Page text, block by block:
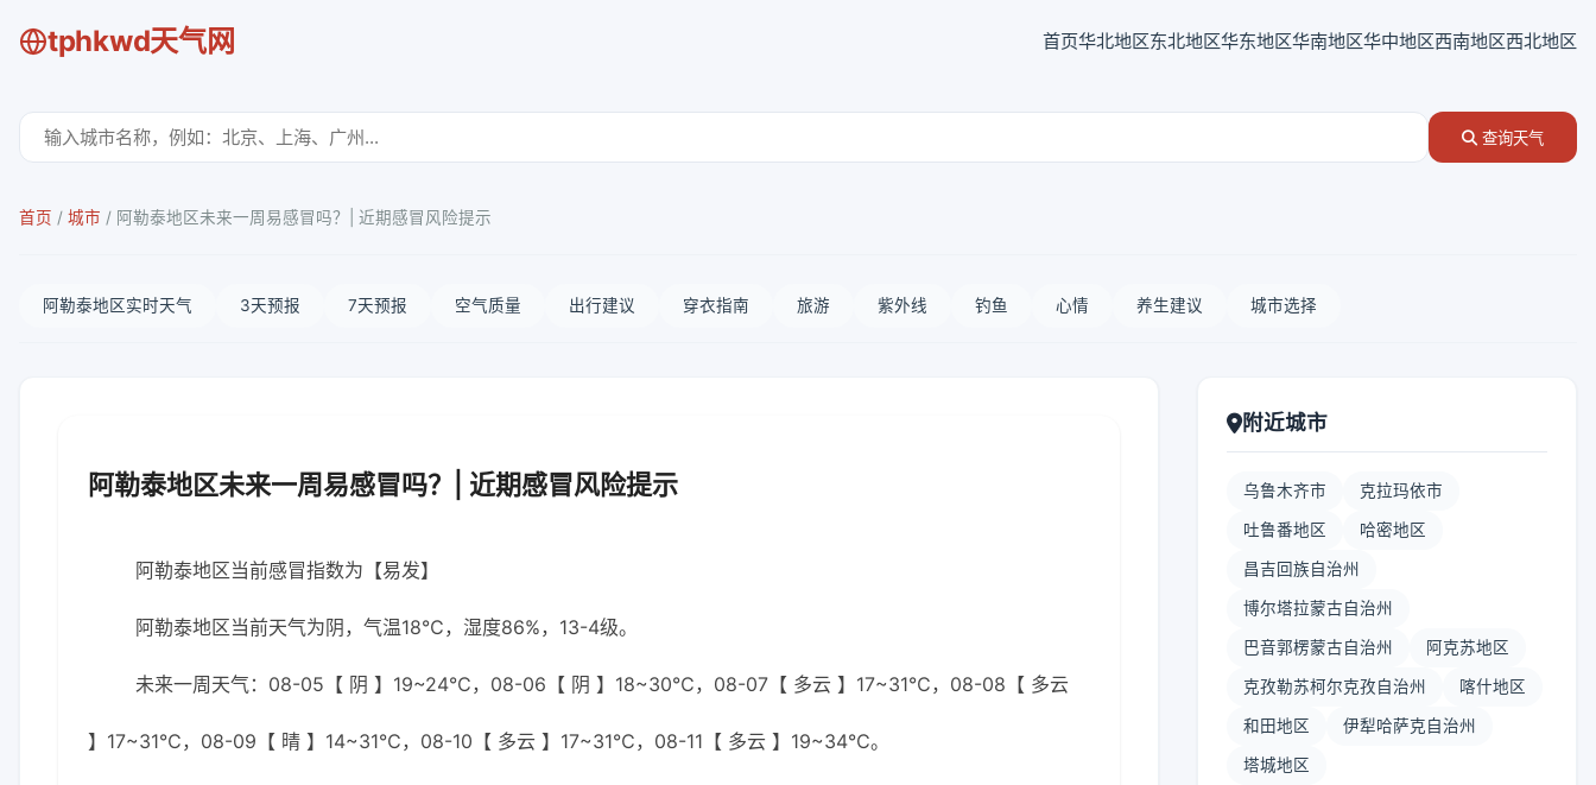
tphkwd天气网 首页华北地区东北地区华东地区华南地区华中地区西南地区西北地区
查询天气
首页 / 城市 / 阿勒泰地区未来一周易感冒吗？| 近期感冒风险提示
阿勒泰地区实时天气 3天预报 7天预报 空气质量 出行建议 穿衣指南 旅游 紫外线 钓鱼 心情 养生建议 城市选择
阿勒泰地区未来一周易感冒吗？| 近期感冒风险提示
阿勒泰地区当前感冒指数为【易发】
阿勒泰地区当前天气为阴，气温18℃，湿度86%，13-4级。
未来一周天气：08-05【 阴 】19~24℃，08-06【 阴 】18~30℃，08-07【 多云 】17~31℃，08-08【 多云
】17~31℃，08-09【 晴 】14~31℃，08-10【 多云 】17~31℃，08-11【 多云 】19~34℃。
附近城市
乌鲁木齐市 克拉玛依市
吐鲁番地区 哈密地区
昌吉回族自治州
博尔塔拉蒙古自治州
巴音郭楞蒙古自治州 阿克苏地区
克孜勒苏柯尔克孜自治州 喀什地区
和田地区 伊犁哈萨克自治州
塔城地区